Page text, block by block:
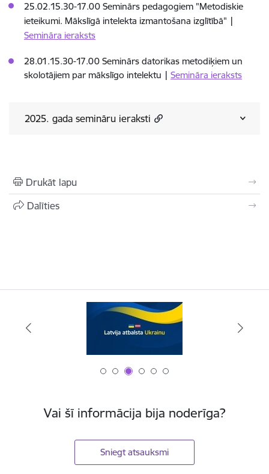
25.02.15.30-17.00 Seminārs pedagogiem "Metodiskie
ieteikumi. Mākslīgā intelekta izmantošana izglītībā" |
Semināra ieraksts
28.01.15.30-17.00 Seminārs datorikas metodiķiem un
skolotājiem par mākslīgo intelektu | Semināra ieraksts
2025. gada semināru ieraksti
Drukāt lapu
Dalīties
Vai šī informācija bija noderīga?
Sniegt atsauksmi